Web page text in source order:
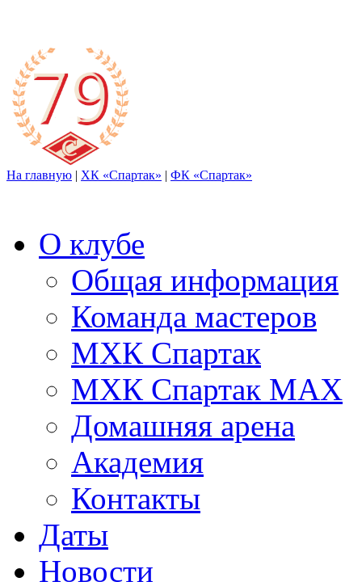
На главную | ХК «Спартак» | ФК «Спартак»
О клубе
Общая информация
Команда мастеров
МХК Спартак
МХК Спартак МАХ
Домашняя арена
Академия
Контакты
Даты
Новости